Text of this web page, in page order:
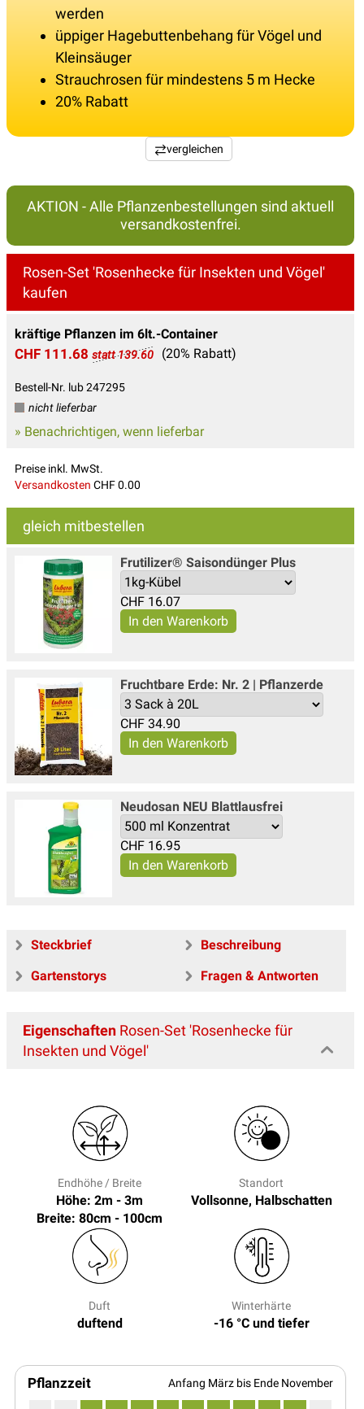
werden
üppiger Hagebuttenbehang für Vögel und
Kleinsäuger
Strauchrosen für mindestens 5 m Hecke
20% Rabatt
vergleichen
AKTION - Alle Pflanzenbestellungen sind aktuell
versandkostenfrei.
Rosen-Set 'Rosenhecke für Insekten und Vögel'
kaufen
kräftige Pflanzen im 6lt.-Container
CHF 111.68 statt 139.60 (20% Rabatt)
Bestell-Nr. lub 247295
nicht lieferbar
» Benachrichtigen, wenn lieferbar
Preise inkl. MwSt.
Versandkosten CHF 0.00
gleich mitbestellen
Frutilizer® Saisondünger Plus
CHF 16.07
Fruchtbare Erde: Nr. 2 | Pflanzerde
CHF 34.90
Neudosan NEU Blattlausfrei
CHF 16.95
Steckbrief
Beschreibung
Gartenstorys
Fragen & Antworten
Eigenschaften Rosen-Set 'Rosenhecke für
Insekten und Vögel'
Endhöhe / Breite
Höhe: 2m - 3m
Breite: 80cm - 100cm
Standort
Vollsonne, Halbschatten
Duft
duftend
Winterhärte
-16 °C und tiefer
Pflanzzeit Anfang März bis Ende November